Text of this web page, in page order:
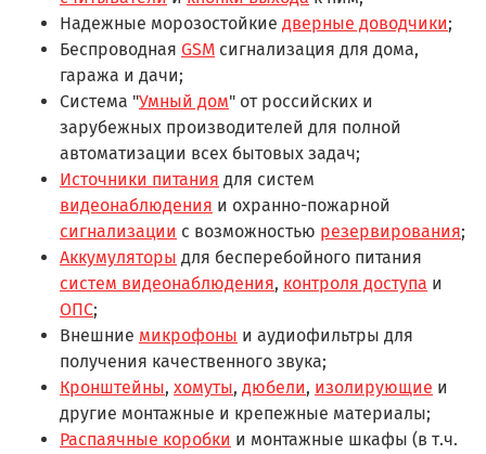
Надежные морозостойкие дверные доводчики;
Беспроводная GSM сигнализация для дома,
гаража и дачи;
Система "Умный дом" от российских и
зарубежных производителей для полной
автоматизации всех бытовых задач;
Источники питания для систем
видеонаблюдения и охранно-пожарной
сигнализации с возможностью резервирования;
Аккумуляторы для бесперебойного питания
систем видеонаблюдения, контроля доступа и
ОПС;
Внешние микрофоны и аудиофильтры для
получения качественного звука;
Кронштейны, хомуты, дюбели, изолирующие и
другие монтажные и крепежные материалы;
Распаячные коробки и монтажные шкафы (в т.ч.